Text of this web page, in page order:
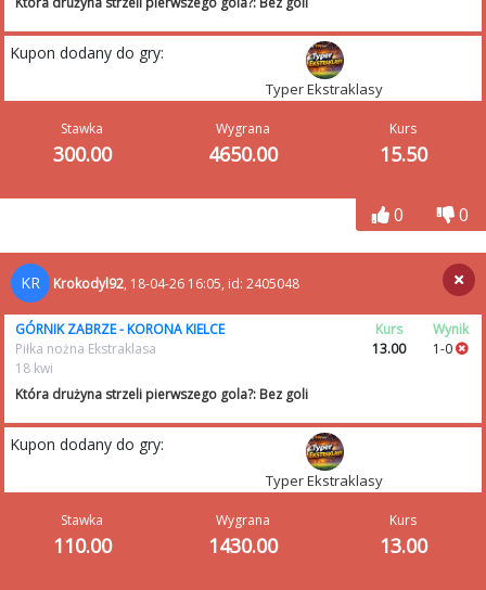
Kupon dodany do gry:
Typer Ekstraklasy
Stawka
300.00
Wygrana
4650.00
Kurs
15.50
0 0
KR Krokodyl92, 18-04-26 16:05, id: 2405048
GÓRNIK ZABRZE - KORONA KIELCE
Piłka nożna Ekstraklasa
18 kwi
Która drużyna strzeli pierwszego gola?: Bez goli
Kurs
13.00
Wynik
1-0
Kupon dodany do gry:
Typer Ekstraklasy
Stawka
110.00
Wygrana
1430.00
Kurs
13.00